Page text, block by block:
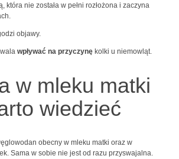
która nie została w pełni rozłożona i zaczyna
objawy.
wpływać na przyczynękolki u niemowląt.
w mleku matki
wiedzieć
obecny w mleku matki oraz w
Sama w sobie nie jest od razu przyswajalna.